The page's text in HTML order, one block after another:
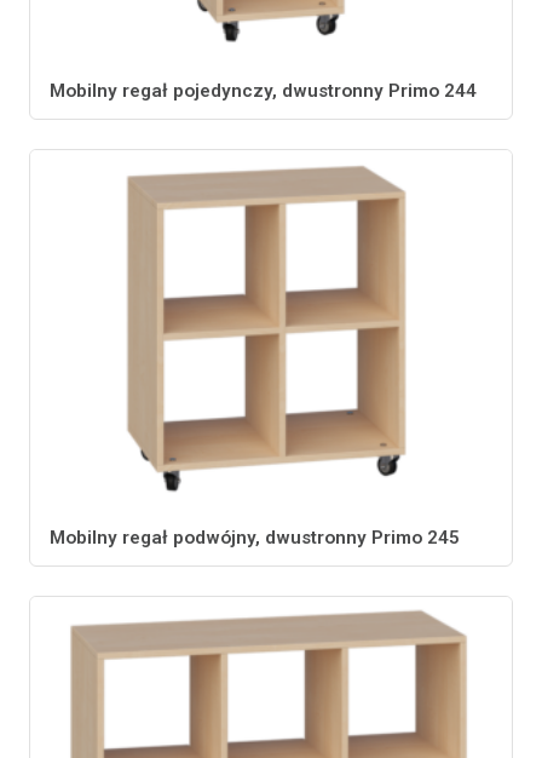
Mobilny regał pojedynczy, dwustronny Primo 244
Mobilny regał podwójny, dwustronny Primo 245